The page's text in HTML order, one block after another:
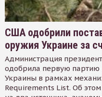
США одобрили
оружия Украине за
Администрация
одобрила первую
Украины в рамках
Requirements List. Об